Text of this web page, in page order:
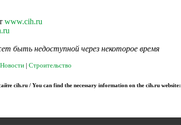
www.cih.ru
быть недоступной через некоторое время
Новости | Строительство
cih.ru / You can find the necessary information on the cih.ru website: